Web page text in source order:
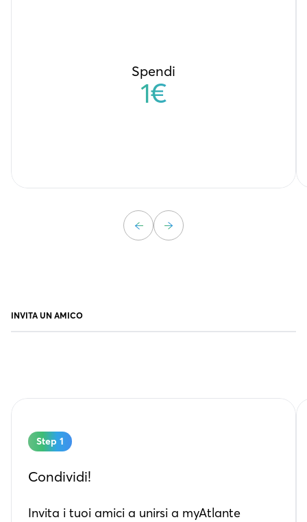
Spendi
1€
INVITA UN AMICO
Step 1
Condividi!
Invita i tuoi amici a unirsi a myAtlante